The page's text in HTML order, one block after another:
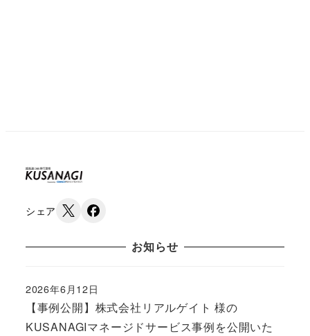
シェア
お知らせ
【事例公開】株式会社リアルゲイト 様の
KUSANAGIマネージドサービス事例を公開いた
Published
2026年6月12日